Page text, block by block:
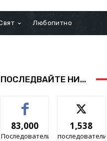
Любопитно
ПОСЛЕДВАЙТЕ НИ...
83,000
Последователи
1,538
последователи